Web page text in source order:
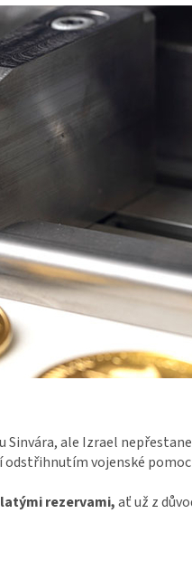
ale Izrael
odstřihnutím vojenské
rezervami,ať už z